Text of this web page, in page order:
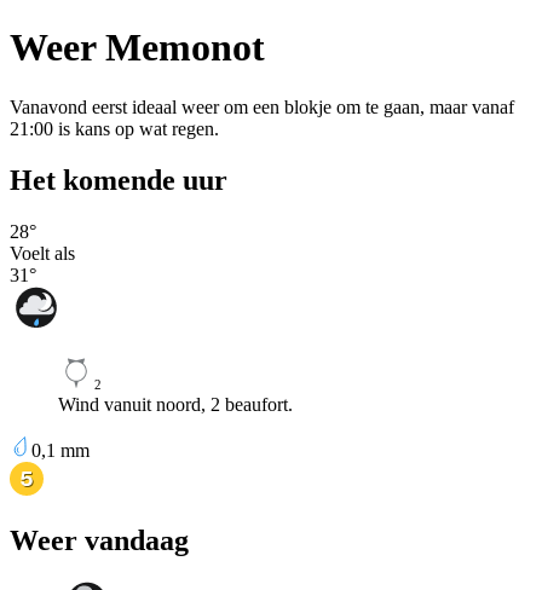
Weer Memonot
Vanavond eerst ideaal weer om een blokje om te gaan, maar vanaf
21:00 is kans op wat regen.
Het komende uur
28°
Voelt als
31°
2
Wind vanuit noord, 2 beaufort.
0,1 mm
Weer vandaag